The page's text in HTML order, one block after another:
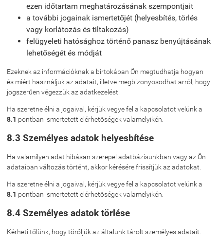
ezen időtartam meghatározásának szempontjait
a további jogainak ismertetőjét (helyesbítés, törlés
vagy korlátozás és tiltakozás)
felügyeleti hatósághoz történő panasz benyújtásának
lehetőségét és módját
Ezeknek az információknak a birtokában Ön megtudhatja hogyan
és miért használjuk az adatait, illetve megbizonyosodhat arról, hogy
jogszerűen végezzük az adatkezelést.
Ha szeretne élni a jogaival, kérjük vegye fel a kapcsolatot velünk a
8.1 pontban ismertetett elérhetőségek valamelyikén.
8.3 Személyes adatok helyesbítése
Ha valamilyen adat hibásan szerepel adatbázisunkban vagy az Ön
adataiban változás történt, akkor kérésére frissítjük az adatokat.
Ha szeretne élni a jogaival, kérjük vegye fel a kapcsolatot velünk a
8.1 pontban ismertetett elérhetőségek valamelyikén.
8.4 Személyes adatok törlése
Kérheti tőlünk, hogy töröljük az általunk tárolt személyes adatait.